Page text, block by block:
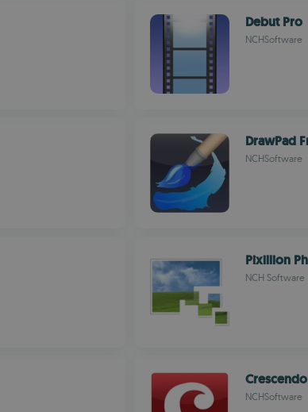
Debut Pro
NCHSoftware
DrawPad
NCHSoftware
Pixillion
NCH Software
NCHSoftware